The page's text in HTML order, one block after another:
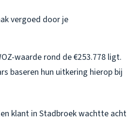
vergoed door je
waarde rond de €253.778 ligt.
baseren hun uitkering hierop bij
klant in Stadbroek wachtte acht